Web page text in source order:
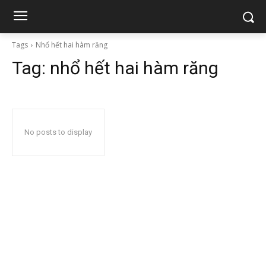
Tags Nhổ hết hai hàm răng
Tag: nhổ hết hai hàm răng
No posts to display